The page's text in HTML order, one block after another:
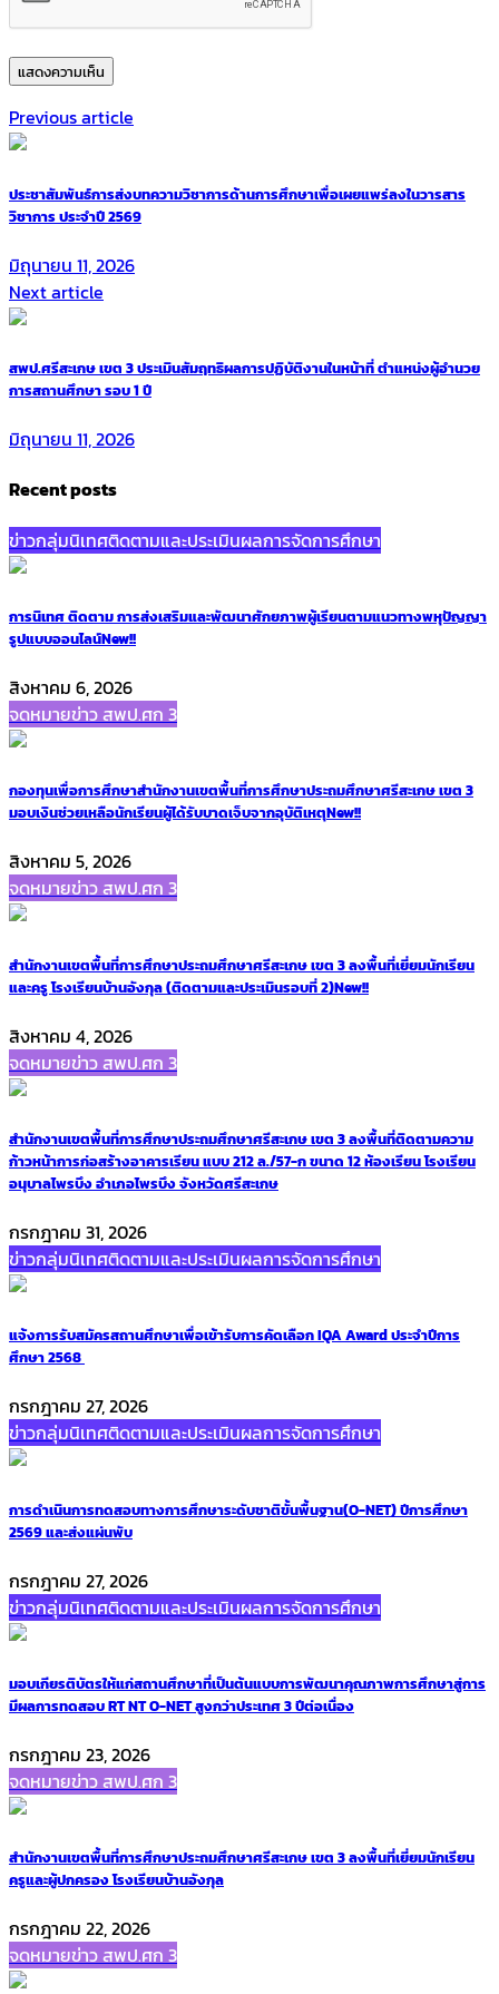
Previous article
ประชาสัมพันธ์การส่งบทความวิชาการด้านการศึกษาเพื่อเผยแพร่ลงในวารสาร
วิชาการ ประจำปี 2569
มิถุนายน 11, 2026
Next article
สพป.ศรีสะเกษ เขต 3 ประเมินสัมฤทธิผลการปฏิบัติงานในหน้าที่ ตำแหน่งผู้อำนวย
การสถานศึกษา รอบ 1 ปี
มิถุนายน 11, 2026
Recent posts
ข่าวกลุ่มนิเทศติดตามและประเมินผลการจัดการศึกษา
การนิเทศ ติดตาม การส่งเสริมและพัฒนาศักยภาพผู้เรียนตามแนวทางพหุปัญญา
รูปแบบออนไลน์New!!
สิงหาคม 6, 2026
จดหมายข่าว สพป.ศก 3
กองทุนเพื่อการศึกษาสำนักงานเขตพื้นที่การศึกษาประถมศึกษาศรีสะเกษ เขต 3
มอบเงินช่วยเหลือนักเรียนผู้ได้รับบาดเจ็บจากอุบัติเหตุNew!!
สิงหาคม 5, 2026
จดหมายข่าว สพป.ศก 3
สำนักงานเขตพื้นที่การศึกษาประถมศึกษาศรีสะเกษ เขต 3 ลงพื้นที่เยี่ยมนักเรียน
และครู โรงเรียนบ้านอังกุล (ติดตามและประเมินรอบที่ 2)New!!
สิงหาคม 4, 2026
จดหมายข่าว สพป.ศก 3
สำนักงานเขตพื้นที่การศึกษาประถมศึกษาศรีสะเกษ เขต 3 ลงพื้นที่ติดตามความ
ก้าวหน้าการก่อสร้างอาคารเรียน แบบ 212 ล./57-ก ขนาด 12 ห้องเรียน โรงเรียน
อนุบาลไพรบึง อำเภอไพรบึง จังหวัดศรีสะเกษ
กรกฎาคม 31, 2026
ข่าวกลุ่มนิเทศติดตามและประเมินผลการจัดการศึกษา
แจ้งการรับสมัครสถานศึกษาเพื่อเข้ารับการคัดเลือก IQA Award ประจำปีการ
ศึกษา 2568
กรกฎาคม 27, 2026
ข่าวกลุ่มนิเทศติดตามและประเมินผลการจัดการศึกษา
การดำเนินการทดสอบทางการศึกษาระดับชาติขั้นพื้นฐาน(O-NET) ปีการศึกษา
2569 และส่งแผ่นพับ
กรกฎาคม 27, 2026
ข่าวกลุ่มนิเทศติดตามและประเมินผลการจัดการศึกษา
มอบเกียรติบัตรให้แก่สถานศึกษาที่เป็นต้นแบบการพัฒนาคุณภาพการศึกษาสู่การ
มีผลการทดสอบ RT NT O-NET สูงกว่าประเทศ 3 ปีต่อเนื่อง
กรกฎาคม 23, 2026
จดหมายข่าว สพป.ศก 3
สำนักงานเขตพื้นที่การศึกษาประถมศึกษาศรีสะเกษ เขต 3 ลงพื้นที่เยี่ยมนักเรียน
ครูและผู้ปกครอง โรงเรียนบ้านอังกุล
กรกฎาคม 22, 2026
จดหมายข่าว สพป.ศก 3